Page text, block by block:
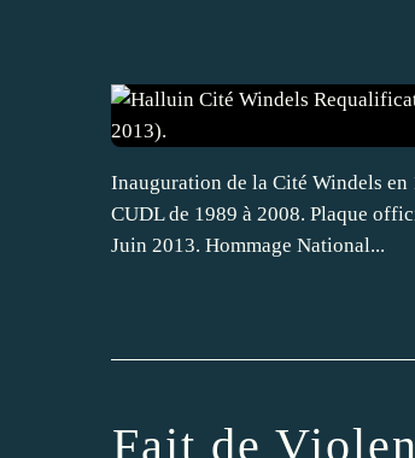
Inauguration de la Cité Windels
CUDL de 1989 à 2008. Plaque
Juin 2013. Hommage National...
Fait de